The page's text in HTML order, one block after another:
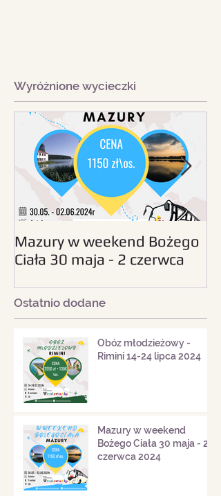
Wyróżnione wycieczki
Mazury w weekend Bożego
Ciała 30 maja - 2 czerwca
Ostatnio dodane
Obóz młodzieżowy -
Rimini 14-24 lipca 2024
Mazury w weekend
Bożego Ciała 30 maja - 2
czerwca 2024